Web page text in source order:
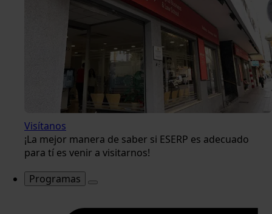
Visítanos
¡La mejor manera de saber si ESERP es adecuado
para tí es venir a visitarnos!
Programas